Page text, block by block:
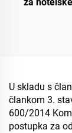
U skladu s
člankom 3.
600/2014
postupka za